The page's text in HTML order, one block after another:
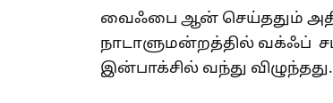
வைஃபை ஆன் செய்ததும்
நாடாளுமன்றத்தில் வக்ஃப்
இன்பாக்சில் வந்து விழுந்தது.